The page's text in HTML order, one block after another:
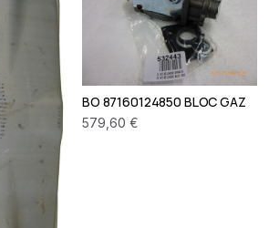
BO 87160124850 BLOC GAZ
579,60 €